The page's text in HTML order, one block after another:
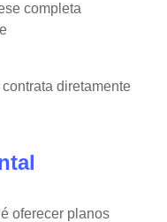
completa
diretamente
oferecer planos